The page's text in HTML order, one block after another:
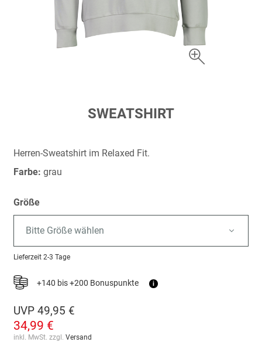
springen
SWEATSHIRT
Herren-Sweatshirt im Relaxed Fit.
Farbe: grau
Größe
Bitte Größe wählen
Lieferzeit 2-3 Tage
+140 bis +200 Bonuspunkte i
UVP 49,95 €
34,99 €
inkl. MwSt. zzgl. Versand